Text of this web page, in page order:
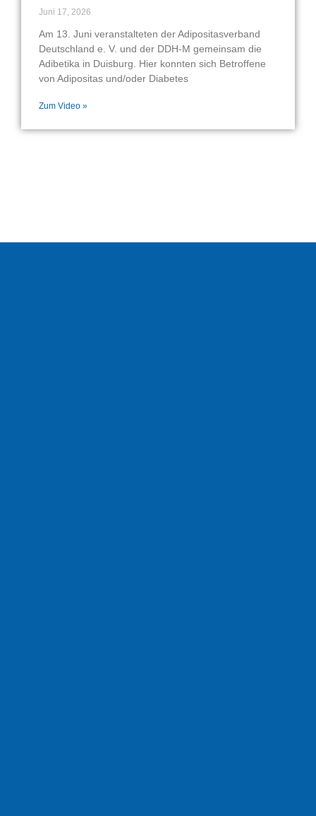
Juni 17, 2026
Am 13. Juni veranstalteten der Adipositasverband
Deutschland e. V. und der DDH-M gemeinsam die
Adibetika in Duisburg. Hier konnten sich Betroffene
von Adipositas und/oder Diabetes
Zum Video »